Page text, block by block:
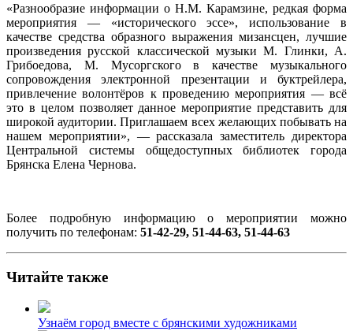
«Разнообразие информации о Н.М. Карамзине, редкая форма
мероприятия — «исторического эссе», использование в
качестве средства образного выражения мизансцен, лучшие
произведения русской классической музыки М. Глинки, А.
Грибоедова, М. Мусоргского в качестве музыкального
сопровождения электронной презентации и буктрейлера,
привлечение волонтёров к проведению мероприятия — всё
это в целом позволяет данное мероприятие представить для
широкой аудитории. Приглашаем всех желающих побывать на
нашем мероприятии», — рассказала заместитель директора
Центральной системы общедоступных библиотек города
Брянска Елена Чернова.
Более подробную информацию о мероприятии можно
получить по телефонам: 51-42-29, 51-44-63, 51-44-63
Читайте также
Узнаём город вместе с брянскими художниками